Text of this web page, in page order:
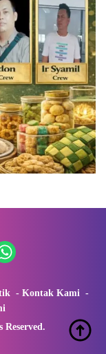
Kontak Kami